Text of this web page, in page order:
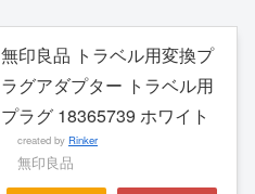
無印良品 トラベル用変換プ
ラグアダプター トラベル用
プラグ 18365739 ホワイト
created by Rinker
無印良品